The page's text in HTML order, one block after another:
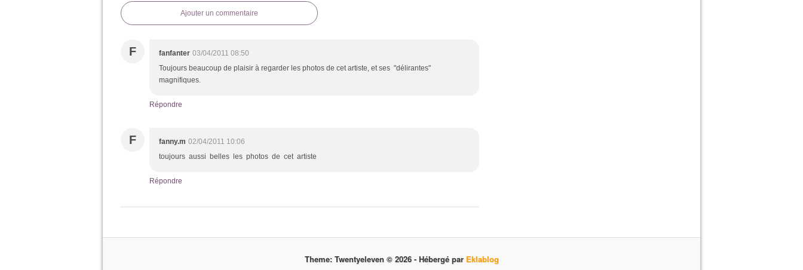
Ajouter un commentaire
F fanfanter 03/04/2011 08:50
Toujours beaucoup de plaisir à regarder les photos de cet artiste, et ses "délirantes"
magnifiques.
Répondre
F fanny.m 02/04/2011 10:06
toujours aussi belles les photos de cet artiste
Répondre
Theme: Twentyeleven © 2026 - Hébergé par Eklablog